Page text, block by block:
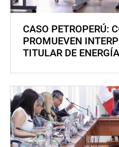
CASO PETROPERÚ:
PROMUEVEN
TITULAR DE